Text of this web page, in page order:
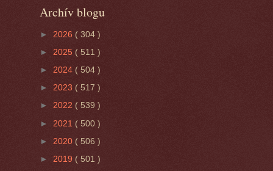
Archív blogu
► 2026 ( 304 )
► 2025 ( 511 )
► 2024 ( 504 )
► 2023 ( 517 )
► 2022 ( 539 )
► 2021 ( 500 )
► 2020 ( 506 )
► 2019 ( 501 )